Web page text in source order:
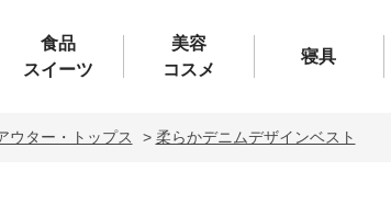
食品
スイーツ
美容
コスメ
寝具
ウター・トップス > 柔らかデニムデザインベスト